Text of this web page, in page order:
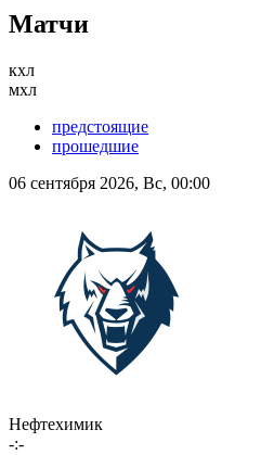
Матчи
кхл
мхл
предстоящие
прошедшие
06 сентября 2026, Вс, 00:00
Нефтехимик
-:-